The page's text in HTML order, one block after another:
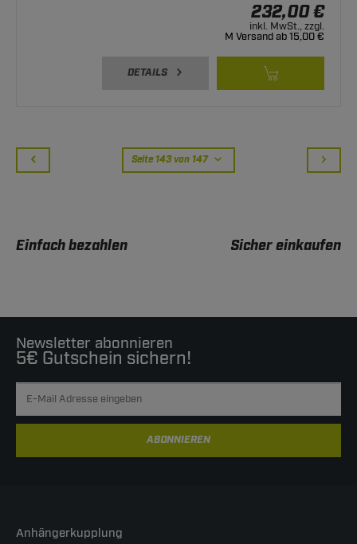
232,00 €
inkl. MwSt., zzgl.
M Versand ab 15,00 €
DETAILS
Seite 143 von 147
Einfach bezahlen Sicher einkaufen
Newsletter abonnieren
5€ Gutschein sichern!
ABONNIEREN
Anhängerkupplung